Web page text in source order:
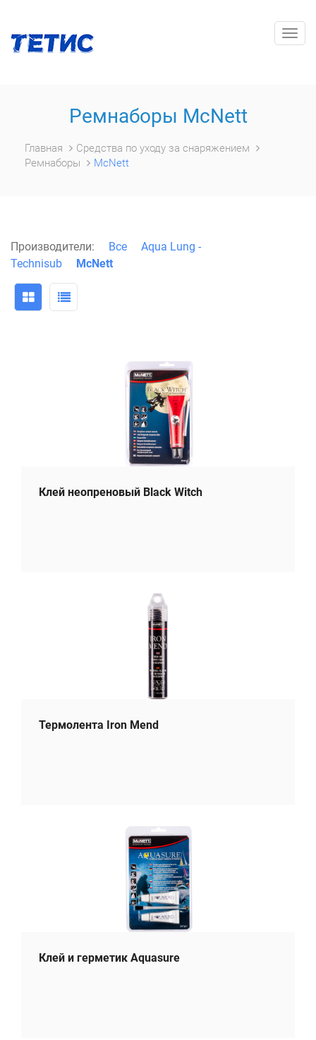
Ремнаборы McNett
Главная
Средства по уходу за снаряжением
Ремнаборы
McNett
Производители: Все
Aqua Lung -
Technisub
McNett
Клей неопреновый Black Witch
Термолента Iron Mend
Клей и герметик Aquasure